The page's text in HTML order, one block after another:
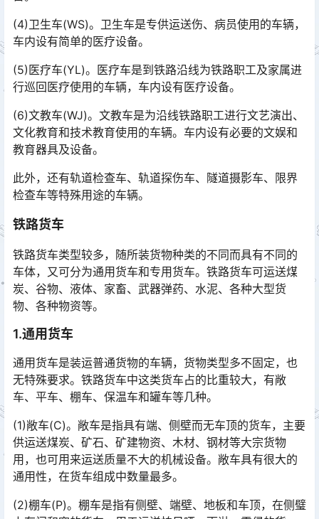
(4)卫生车(WS)。卫生车是专供运送伤、病员使用的车辆，
车内设有简单的医疗设备。
(5)医疗车(YL)。医疗车是到铁路沿线为铁路职工及家属进
行巡回医疗使用的车辆，车内设有医疗设备。
(6)文教车(WJ)。文教车是为沿线铁路职工进行文艺演出、
文化教育和技术教育使用的车辆。车内设有必要的文娱和
教育器具及设备。
此外，还有轨道检查车、轨道探伤车、隧道摄影车、限界
检查车等特殊用途的车辆。
铁路货车
铁路货车类型较多，随所装货物种类的不同而具有不同的
车体，又可分为通用货车和专用货车。铁路货车可运送煤
炭、谷物、液体、家畜、武器弹药、水泥、各种大型货
物、各种物资等。󠅅󠅃󠄵󠅂󠄪󠇖󠆨󠆨󠇕󠆞󠆒󠅬󠇘󠆭󠆘󠇙󠆝󠅵󠇗󠆭󠆁󠄐󠇗󠅹󠅸󠇖󠆍󠅳󠇖󠅹󠅰󠇖󠆌󠅹
1.通用货车
通用货车是装运普通货物的车辆，货物类型多不固定，也
无特殊要求。铁路货车中这类货车占的比重较大，有敞
车、平车、棚车、保温车和罐车等几种。
(1)敞车(C)。敞车是指具有端、侧壁而无车顶的货车，主要
供运送煤炭、矿石、矿建物资、木材、钢材等大宗货物
用，也可用来运送质量不大的机械设备。敞车具有很大的
通用性，在货车组成中数量最多。󠅅󠅃󠄵󠅂󠄪󠇖󠆨󠆨󠇕󠆞󠆒󠅬󠇘󠆭󠆘󠇙󠆝󠅵󠇗󠆭󠆁󠄐󠇗󠅹󠅸󠇖󠆍󠅳󠇖󠅹󠅰󠇖󠆌󠅹
(2)棚车(P)。棚车是指有侧壁、端壁、地板和车顶，在侧璧